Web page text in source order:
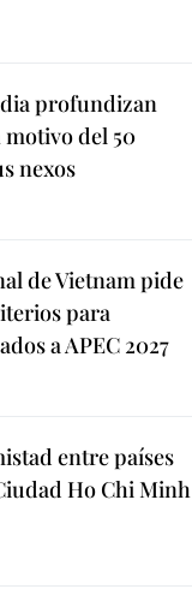
profundizan
del 50
nexos
de Vietnam pide
para
a APEC 2027
entre países
Ho Chi Minh